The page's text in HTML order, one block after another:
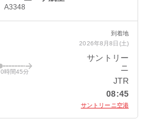
A3348
0時間45分
到着地
2026年8月8日(土)
サントリー
ニ
JTR
08:45
サントリーニ空港